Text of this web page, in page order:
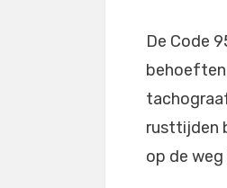
De Code
behoeften
rusttijden
op de